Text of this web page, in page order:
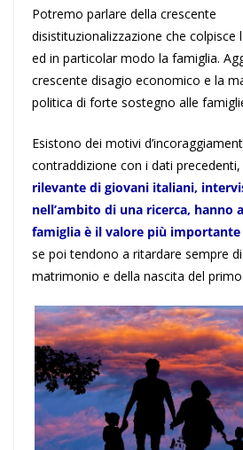
Potremo parlare della crescente
disistituzionalizzazione che colpisce
ed in particolar modo la famiglia.
crescente disagio economico e la
politica di forte sostegno alle
Esistono dei motivi
contraddizione con i dati precedenti,
rilevante di giovani italiani,
nell’ambito di una ricerca, hanno
famiglia è il valore più
se poi tendono a ritardare sempre di
matrimonio e della nascita del